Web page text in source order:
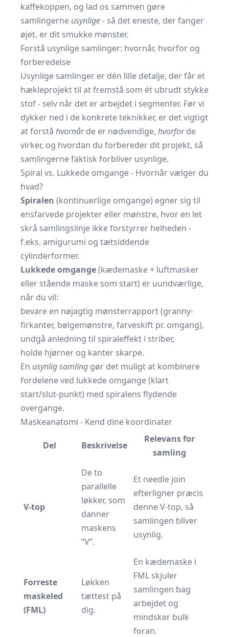
kaffekoppen, og lad os sammen gøre
samlingerne usynlige- så det eneste, der fanger
øjet, er dit smukke mønster.
Forstå usynlige samlinger: hvornår, hvorfor og
forberedelse
Usynlige samlinger er dén lille detalje, der får et
hækleprojekt til at fremstå som ét ubrudt stykke
stof - selv når det er arbejdet i segmenter. Før vi
dykker ned i de konkrete teknikker, er det vigtigt
at forstå hvornårde er nødvendige, hvorforde
virker, og hvordan du forbereder dit projekt, så
samlingerne faktisk forbliver usynlige.
Spiral vs. Lukkede omgange - Hvornår vælger du
hvad?
Spiralen (kontinuerlige omgange) egner sig til
ensfarvede projekter eller mønstre, hvor en let
skrå samlingslinje ikke forstyrrer helheden -
f.eks. amigurumi og tætsiddende
cylinderformer.
Lukkede omgange(kædemaske + luftmasker
eller stående maske som start) er uundværlige,
når du vil:
bevare en nøjagtig mønsterrapport (granny‐
firkanter, bølgemønstre, farveskift pr. omgang),
undgå anledning til spiraleffekt i striber,
holde hjørner og kanter skarpe.
En usynlig samling gør det muligt at kombinere
fordelene ved lukkede omgange (klart
start/slut-punkt) med spiralens flydende
overgange.
Maskeanatomi - Kend dine koordinater
Del Beskrivelse
Relevans for
samling
V-top
De to
parallelle
løkker, som
danner
maskens
“V”.
Et needle join
efterligner præcis
denne V-top, så
samlingen bliver
usynlig.
Forreste
maskeled
(FML)
Løkken
tættest på
dig.
En kædemaske i
FML skjuler
samlingen bag
arbejdet og
mindsker bulk
foran.